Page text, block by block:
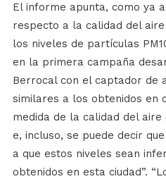
El informe apunta, como ya
respecto a la calidad del
los niveles de partículas
en la primera campaña
Berrocal con el captador de
similares a los obtenidos en
medida de la calidad del
e, incluso, se puede decir
a que estos niveles sean
obtenidos en esta ciudad”.